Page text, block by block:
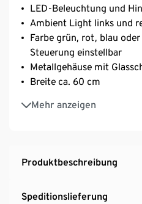
LED-Beleuchtung und
Ambient Light links und
Farbe grün, rot, blau
Steuerung einstellbar
Metallgehäuse mit
Breite ca. 60 cm
Mehr anzeigen
Schräge Bauform für
3 Leistungsstufen mit
Produktbeschreibung
Speditionslieferung